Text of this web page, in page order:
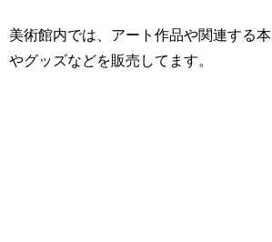
美術館内では、アート作品や関連する本
やグッズなどを販売してます。